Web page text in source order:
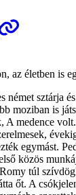
az életben is
német sztárja
moziban is
A medence
egymást.
közös
túl
őt. A